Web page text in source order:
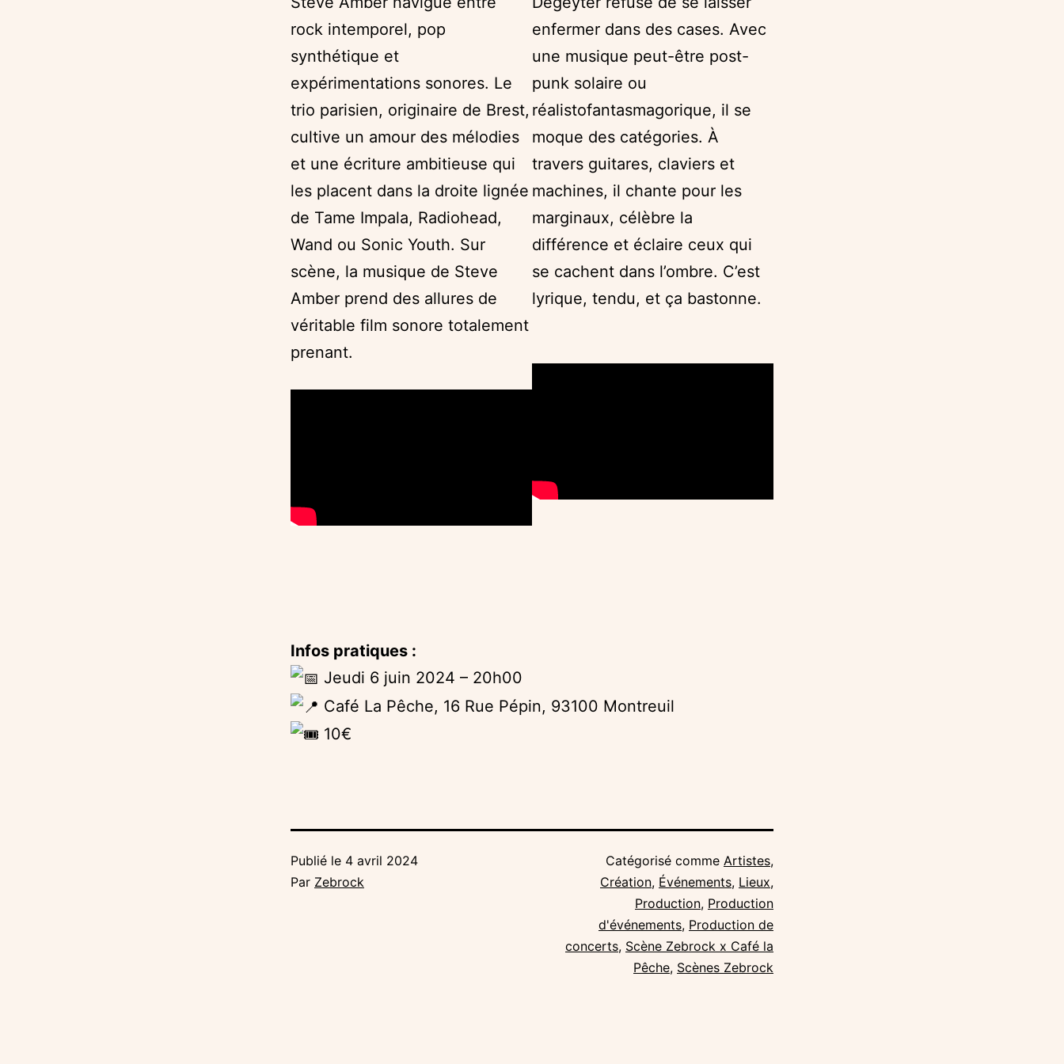
rock intemporel, pop
synthétique et
expérimentations sonores. Le
trio parisien, originaire de Brest,
cultive un amour des mélodies
et une écriture ambitieuse qui
les placent dans la droite lignée
de Tame Impala, Radiohead,
Wand ou Sonic Youth. Sur
scène, la musique de Steve
Amber prend des allures de
véritable film sonore totalement
prenant.
enfermer dans des cases. Avec
une musique peut-être post-
punk solaire ou
réalistofantasmagorique, il se
moque des catégories. À
travers guitares, claviers et
machines, il chante pour les
marginaux, célèbre la
différence et éclaire ceux qui
se cachent dans l’ombre. C’est
lyrique, tendu, et ça bastonne.
Infos pratiques :
Jeudi 6 juin 2024 – 20h00
Café La Pêche, 16 Rue Pépin, 93100 Montreuil
10€
Publié le 4 avril 2024
Par Zebrock
Catégorisé comme Artistes,
Création, Événements, Lieux,
Production, Production
d'événements, Production de
concerts, Scène Zebrock x Café la
Pêche, Scènes Zebrock